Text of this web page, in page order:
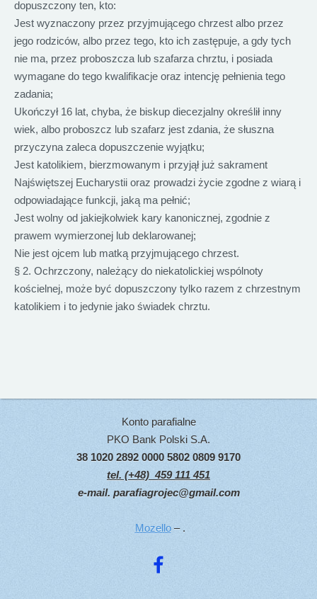
dopuszczony ten, kto:
Jest wyznaczony przez przyjmującego chrzest albo przez
jego rodziców, albo przez tego, kto ich zastępuje, a gdy tych
nie ma, przez proboszcza lub szafarza chrztu, i posiada
wymagane do tego kwalifikacje oraz intencję pełnienia tego
zadania;
Ukończył 16 lat, chyba, że biskup diecezjalny określił inny
wiek, albo proboszcz lub szafarz jest zdania, że słuszna
przyczyna zaleca dopuszczenie wyjątku;
Jest katolikiem, bierzmowanym i przyjął już sakrament
Najświętszej Eucharystii oraz prowadzi życie zgodne z wiarą i
odpowiadające funkcji, jaką ma pełnić;
Jest wolny od jakiejkolwiek kary kanonicznej, zgodnie z
prawem wymierzonej lub deklarowanej;
Nie jest ojcem lub matką przyjmującego chrzest.
§ 2. Ochrzczony, należący do niekatolickiej wspólnoty
kościelnej, może być dopuszczony tylko razem z chrzestnym
katolikiem i to jedynie jako świadek chrztu.
Konto parafialne
PKO Bank Polski S.A.
38 1020 2892 0000 5802 0809 9170
tel. (+48) 459 111 451
e-mail. parafiagrojec@gmail.com
Mozello– .